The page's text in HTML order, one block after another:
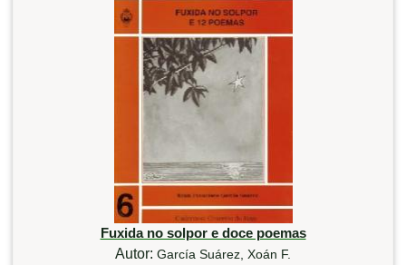
Fuxida no solpor e doce poemas
Autor: García Suárez, Xoán F.